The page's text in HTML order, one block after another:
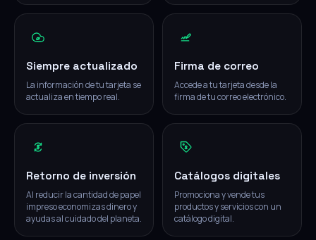
Siempre actualizado
La información de tu tarjeta se
actualiza en tiempo real.
Firma de correo
Accede a tu tarjeta desde la
firma de tu correo electrónico.
Retorno de inversión
Al reducir la cantidad de papel
impreso economizas dinero y
ayudas al cuidado del planeta.
Catálogos digitales
Promociona y vende tus
productos y servicios con un
catálogo digital.